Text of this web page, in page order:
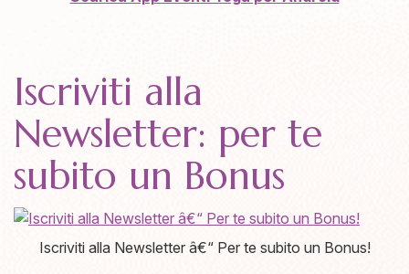
Iscriviti alla
Newsletter: per te
subito un Bonus
Iscriviti alla Newsletter â€“ Per te subito un Bonus!